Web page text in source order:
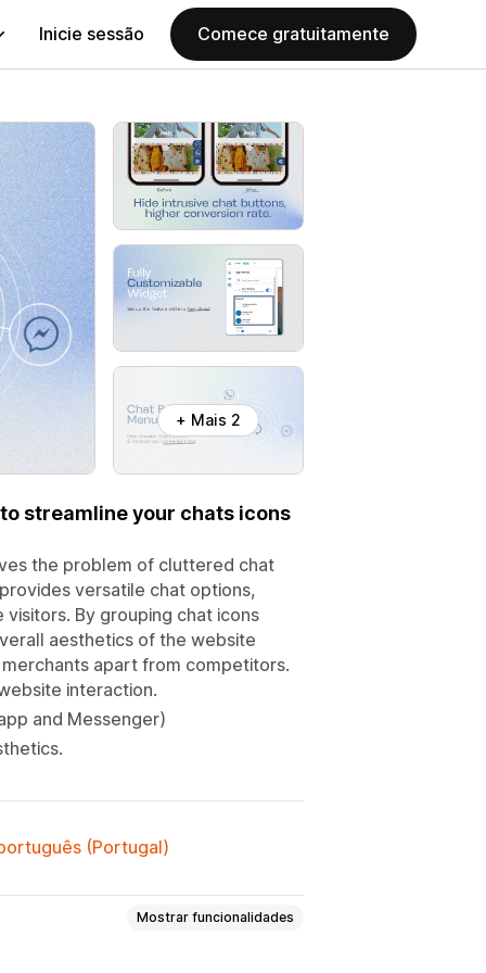
Inicie sessão Comece gratuitamente
+ Mais 2
streamline your chats icons
the problem of cluttered chat
versatile chat options,
By grouping chat icons
aesthetics of the website
apart from competitors.
interaction.
and Messenger)
(Portugal)
Mostrar funcionalidades